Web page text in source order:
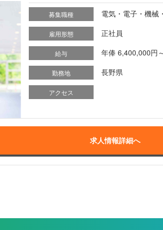
募集職種 電気・電子・機械
雇用形態 正社員
給与 年俸 6,400,000円
勤務地 長野県
アクセス
求人情報詳細へ